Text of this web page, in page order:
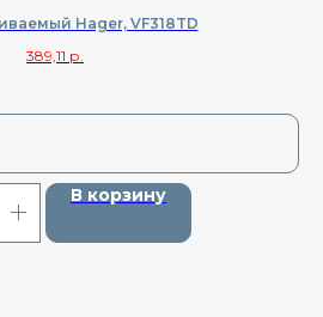
Hager, VF318TD
389,11 р.
В корзину